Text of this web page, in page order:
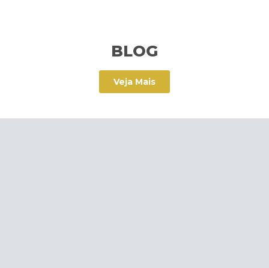
BLOG
Veja Mais